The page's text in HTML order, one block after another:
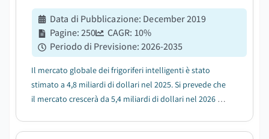
Data di Pubblicazione: December 2019
Pagine:250 CAGR: 10%
Periodo di Previsione:2026-2035
Il mercato globale dei frigoriferi intelligenti è stato
stimato a 4,8 miliardi di dollari nel 2025. Si prevede che
il mercato crescerà da 5,4 miliardi di dollari nel 2026 a